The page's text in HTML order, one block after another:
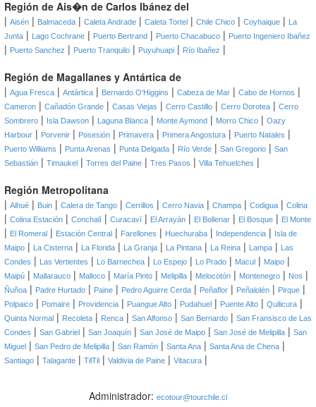
Región de Ais�n de Carlos Ibánez del
| Aisén | Balmaceda | Caleta Andrade | Caleta Tortel | Chile Chico | Coyhaique |
La
Junta | Lago Cochrane | Puerto Bertrand | Puerto Chacabuco | Puerto Ingeniero Ibañez
| Puerto Sanchez | Puerto Tranquilo | Puyuhuapi | Río Ibañez |
Región de Magallanes y Antártica de
| Agua Fresca | Antártica | Bernardo O'Higgins | Cabeza de Mar | Cabo de Hornos |
Cameron | Cañadón Grande | Casas Viejas | Cerro Castillo | Cerro Dorotea | Cerro
Sombrero | Isla Dawson | Laguna Blanca | Monte Aymond | Morro Chico | Oazy
Harbour | Porvenir | Posesión | Primavera | Primera Angostura | Puerto Natales |
Puerto Williams | Punta Arenas | Punta Delgada | Río Verde | San Gregorio | San
Sebastián | Timaukel | Torres del Paine | Tres Pasos | Villa Tehuelches |
Región Metropolitana
| Alhué | Buin | Calera de Tango | Cerrillos | Cerro Navia | Champa | Codigua | Colina
| Colina Estación | Conchalí | Curacaví | El Arrayán | El Bollenar | El Bosque | El Monte
| El Romeral | Estación Central | Farellones | Huechuraba | Independencia |
Isla de
Maipo | La Cisterna | La Florida | La Granja | La Pintana | La Reina | Lampa |
Las
Condes | Las Vertientes | Lo Barnechea | Lo Espejo | Lo Prado | Macul | Maipo |
Maipú | Mallarauco | Malloco | María Pinto | Melipilla | Melocotón | Montenegro | Nos |
Ñuñoa | Padre Hurtado | Paine | Pedro Aguirre Cerda | Peñaflor | Peñalolén | Pirque |
Polpaico | Pomaire | Providencia | Puangue Alto | Pudahuel | Puente Alto | Quilicura |
Quinta Normal | Recoleta | Renca | San Alfonso | San Bernardo | San Fransisco de Las
Condes | San Gabriel | San Joaquín | San José de Maipo | San José de Melipilla | San
Miguel | San Pedro de Melipilla | San Ramón | Santa Ana | Santa Ana de Chena |
Santiago | Talagante | TilTil | Valdivia de Paine | Vitacura |
Administrador: ecotour@tourchile.cl